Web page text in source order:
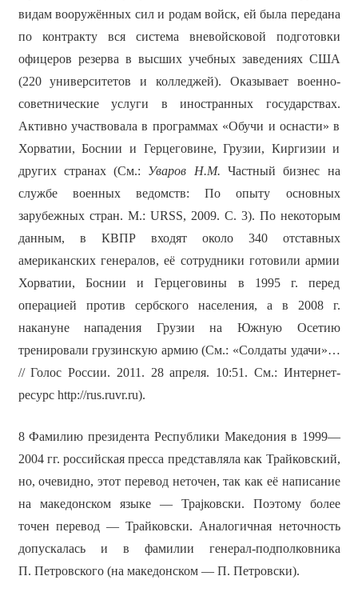
видам вооружённых сил и родам войск, ей была передана
по контракту вся система вневойсковой подготовки
офицеров резерва в высших учебных заведениях США
(220 университетов и колледжей). Оказывает военно-
советнические услуги в иностранных государствах.
Активно участвовала в программах «Обучи и оснасти» в
Хорватии, Боснии и Герцеговине, Грузии, Киргизии и
других странах (См.: Уваров Н.М. Частный бизнес на
службе военных ведомств: По опыту основных
зарубежных стран. М.: URSS, 2009. С. 3). По некоторым
данным, в КВПР входят около 340 отставных
американских генералов, её сотрудники готовили армии
Хорватии, Боснии и Герцеговины в 1995 г. перед
операцией против сербского населения, а в 2008 г.
накануне нападения Грузии на Южную Осетию
тренировали грузинскую армию (См.: «Солдаты удачи»…
// Голос России. 2011. 28 апреля. 10:51. См.: Интернет-
ресурс http://rus.ruvr.ru).
8 Фамилию президента Республики Македония в 1999—
2004 гг. российская пресса представляла как Трайковский,
но, очевидно, этот перевод неточен, так как её написание
на македонском языке — Трајковски. Поэтому более
точен перевод — Трайковски. Аналогичная неточность
допускалась и в фамилии генерал-подполковника
П. Петровского (на македонском — П. Петровски).